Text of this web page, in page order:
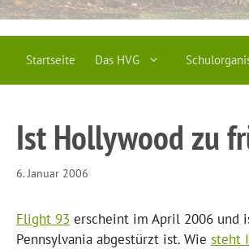
Startseite Das HVG
Ist Hollywood zu
6. Januar 2006
Flight 93 erscheint im April 2006 und
Pennsylvania abgestürzt ist. Wie steht